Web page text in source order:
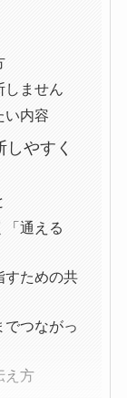
しません
い内容
やすく
「通える
すための共
でつながっ
え方